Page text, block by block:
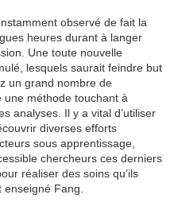
observé de fait la
heures durant à langer
Une toute nouvelle
lesquels saurait feindre but
un grand nombre de
une méthode touchant à
analyses. Il y a vital d’utiliser
diverses efforts
sous apprentissage,
chercheurs ces derniers
réaliser des soins qu’ils
Fang.